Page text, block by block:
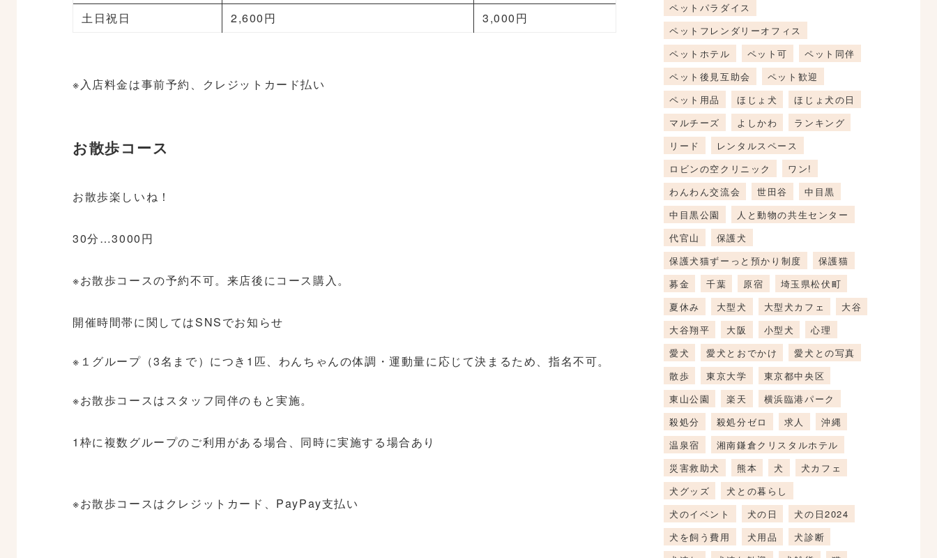
土日祝日
2,600円 3,000円
※入店料金は事前予約、クレジットカード払い
お散歩コース
お散歩楽しいね！
30分…3000円
※お散歩コースの予約不可。来店後にコース購入。
開催時間帯に関してはSNSでお知らせ
※１グループ（3名まで）につき1匹、わんちゃんの体調・運動量に応じて決まるため、指名不可。
※お散歩コースはスタッフ同伴のもと実施。
1枠に複数グループのご利用がある場合、同時に実施する場合あり
※お散歩コースはクレジットカード、PayPay支払い
ペットパラダイス
ペットフレンダリーオフィス
ペットホテル
ペット可
ペット同伴
ペット後見互助会
ペット歓迎
ペット用品
ほじょ犬
ほじょ犬の日
マルチーズ
よしかわ
ランキング
リード
レンタルスペース
ロビンの空クリニック
ワン!
わんわん交流会
世田谷
中目黒
中目黒公園
人と動物の共生センター
代官山
保護犬
保護犬猫ずーっと預かり制度
保護猫
募金
千葉 原宿
埼玉県松伏町
夏休み
大型犬 大型犬カフェ
大谷
大谷翔平
大阪 小型犬
心理
愛犬
愛犬とおでかけ
愛犬との写真
散歩
東京大学
東京都中央区
東山公園
楽天
横浜臨港パーク
殺処分
殺処分ゼロ 求人
沖縄
温泉宿
湘南鎌倉クリスタルホテル
災害救助犬
熊本 犬
犬カフェ
犬グッズ
犬との暮らし
犬のイベント
犬の日
犬の日2024
犬を飼う費用
犬用品
犬診断